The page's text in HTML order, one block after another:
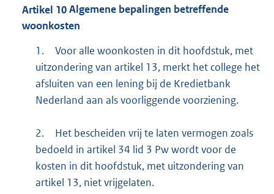
Artikel 10Algemene bepalingen betreffende
woonkosten
1.
Voor alle woonkosten in dit hoofdstuk, met
uitzondering van artikel 13, merkt het college het
afsluiten van een lening bij de Kredietbank
Nederland aan als voorliggende voorziening.
2.
Het bescheiden vrij te laten vermogen zoals
bedoeld in artikel 34 lid 3 Pw wordt voor de
kosten in dit hoofdstuk, met uitzondering van
artikel 13, niet vrijgelaten.